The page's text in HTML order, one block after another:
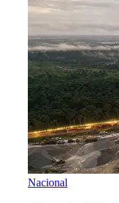
Nacional